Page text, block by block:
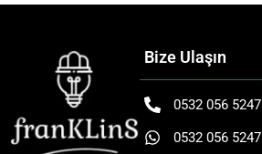
Bize Ulaşın
0532 056 5247
0532 056 5247